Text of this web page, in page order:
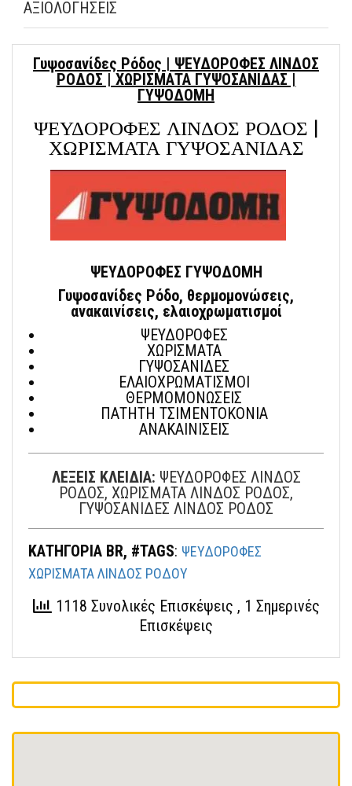
ΑΞΙΟΛΟΓΗΣΕΙΣ
Γυψοσανίδες Ρόδος | ΨΕΥΔΟΡΟΦΕΣ ΛΙΝΔΟΣ
ΡΟΔΟΣ | ΧΩΡΙΣΜΑΤΑ ΓΥΨΟΣΑΝΙΔΑΣ |
ΓΥΨΟΔΟΜΗ
ΨΕΥΔΟΡΟΦΕΣ ΛΙΝΔΟΣ ΡΟΔΟΣ |
ΧΩΡΙΣΜΑΤΑ ΓΥΨΟΣΑΝΙΔΑΣ
ΨΕΥΔΟΡΟΦΕΣ ΓΥΨΟΔΟΜΗ
Γυψοσανίδες Ρόδο, θερμομονώσεις,
ανακαινίσεις, ελαιοχρωματισμοί
ΨΕΥΔΟΡΟΦΕΣ
ΧΩΡΙΣΜΑΤΑ
ΓΥΨΟΣΑΝΙΔΕΣ
ΕΛΑΙΟΧΡΩΜΑΤΙΣΜΟΙ
ΘΕΡΜΟΜΟΝΩΣΕΙΣ
ΠΑΤΗΤΗ ΤΣΙΜΕΝΤΟΚΟΝΙΑ
ΑΝΑΚΑΙΝΙΣΕΙΣ
ΛΕΞΕΙΣ ΚΛΕΙΔΙΑ: ΨΕΥΔΟΡΟΦΕΣ ΛΙΝΔΟΣ
ΡΟΔΟΣ, ΧΩΡΙΣΜΑΤΑ ΛΙΝΔΟΣ ΡΟΔΟΣ,
ΓΥΨΟΣΑΝΙΔΕΣ ΛΙΝΔΟΣ ΡΟΔΟΣ
ΚΑΤΗΓΟΡΙΑ BR, #TAGS: ΨΕΥΔΟΡΟΦΕΣ
ΧΩΡΙΣΜΑΤΑ ΛΙΝΔΟΣ ΡΟΔΟΥ
1118 Συνολικές Επισκέψεις , 1 Σημερινές
Επισκέψεις